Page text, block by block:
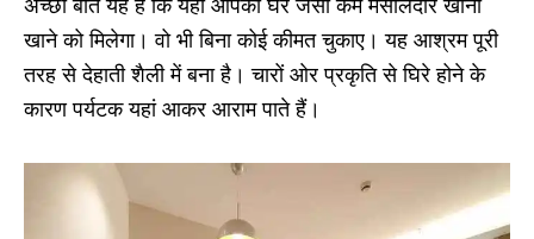
अच्छी बात यह है कि यहां आपको घर जैसा कम मसालेदार खाना
खाने को मिलेगा। वो भी बिना कोई कीमत चुकाए। यह आश्रम पूरी
तरह से देहाती शैली में बना है। चारों ओर प्रकृति से घिरे होने के
कारण पर्यटक यहां आकर आराम पाते हैं।